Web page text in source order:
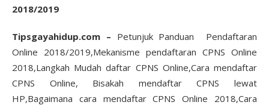
2018/2019
Tipsgayahidup.com – Petunjuk Panduan Pendaftaran
Online 2018/2019,Mekanisme pendaftaran CPNS Online
2018,Langkah Mudah daftar CPNS Online,Cara mendaftar
CPNS Online, Bisakah mendaftar CPNS lewat
HP,Bagaimana cara mendaftar CPNS Online 2018,Cara